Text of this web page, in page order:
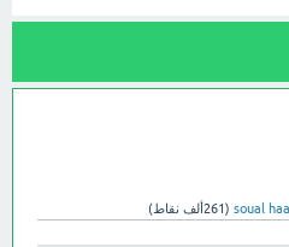
soual
(261ألف نقاط)